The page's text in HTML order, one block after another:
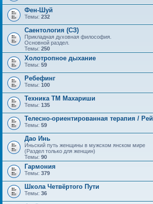
Фен-Шуй
Темы: 232
Саентология (СЗ)
Прикладная духовная философия.
Основной раздел.
Темы: 250
Холотропное дыхание
Темы: 59
Ребефинг
Темы: 100
Техника ТМ Махариши
Темы: 135
Телесно-ориентированная терапия /
Темы: 59
Дао Инь
Иньский путь женщины в мужском янском мире
(Раздел только для женщин)
Темы: 90
Гармония
Темы: 379
Школа Четвёртого Пути
Темы: 36